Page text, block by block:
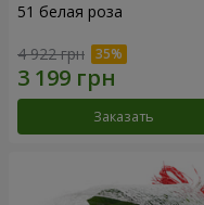
51 белая роза
4 922 грн
Заказать